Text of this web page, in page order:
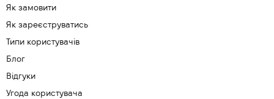
Як замовити
Як зареєструватись
Типи користувачів
Блог
Відгуки
Угода користувача